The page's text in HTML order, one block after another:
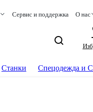
Сервис и поддержка О нас
Станки Спецодежда и